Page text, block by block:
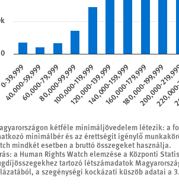
kétféle minimáljövedelem létezik: a
minimálbér és az érettségit igénylő
mindkét esetben a bruttó összegeket használja.
a Human Rights Watch elemzése a Központi
tartozó létszámadatok
a szegénységi kockázati küszöb adatai a
0-39,999
40,000-59,999
60,000-79,999
80,000-99,999
100,000-119,999
120,000-139,999
140,000-159,999
160,000-179,999
180,000-199,999
200,000-
0